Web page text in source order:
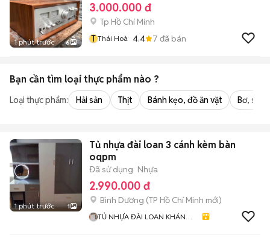
1 phút trước 6
3.000.000 đ
Tp Hồ Chí Minh
T Thái Hoà 4.4 7 đã bán
Bạn cần tìm loại thực phẩm nào ?
Loại thực phẩm: Hải sản Thịt Bánh kẹo, đồ ăn vặt Bơ,
1 phút trước 1
Tủ nhựa đài loan 3 cánh kèm bàn
oqpm
Đã sử dụng Nhựa
2.990.000 đ
Bình Dương (TP Hồ Chí Minh mới)
TỦ NHỰA ĐÀI LOAN KHÁNH